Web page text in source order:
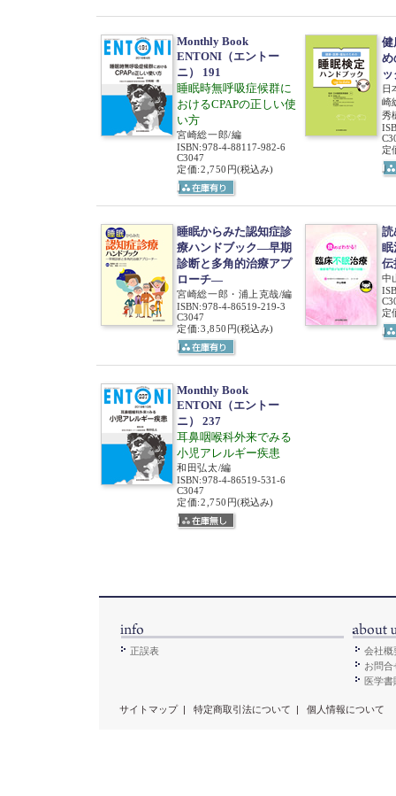
Monthly Book
ENTONI（エントー
ニ） 191
睡眠時無呼吸症候群に
おけるCPAPの正しい使
い方
宮崎総一郎/編
ISBN:978-4-88117-982-6
C3047
定価:2,750円(税込み)
健
め
日
崎
秀
定
睡眠からみた認知症診
療ハンドブック―早期
診断と多角的治療アプ
ローチ―
宮崎総一郎・浦上克哉/編
ISBN:978-4-86519-219-3
C3047
定価:3,850円(税込み)
読
眠
伝
中
定
Monthly Book
ENTONI（エントー
ニ） 237
耳鼻咽喉科外来でみる
小児アレルギー疾患
和田弘太/編
ISBN:978-4-86519-531-6
C3047
定価:2,750円(税込み)
正誤表
会社概
お問合
医学
サイトマップ| 特定商取引法について | 個人情報について